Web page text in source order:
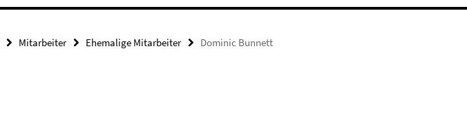
Mitarbeiter Ehemalige Mitarbeiter Dominic Bunnett